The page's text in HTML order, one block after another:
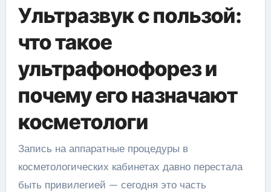
Ультразвук с пользой:
что такое
ультрафонофорез и
почему его назначают
косметологи
Запись на аппаратные процедуры в
косметологических кабинетах давно перестала
быть привилегией — сегодня это часть